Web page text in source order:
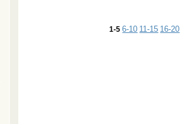
1-5 6-10 11-15 16-20